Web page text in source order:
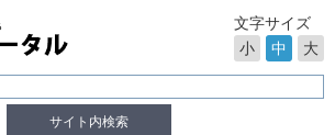
サイト内検索
文字サイズ
小
中 大